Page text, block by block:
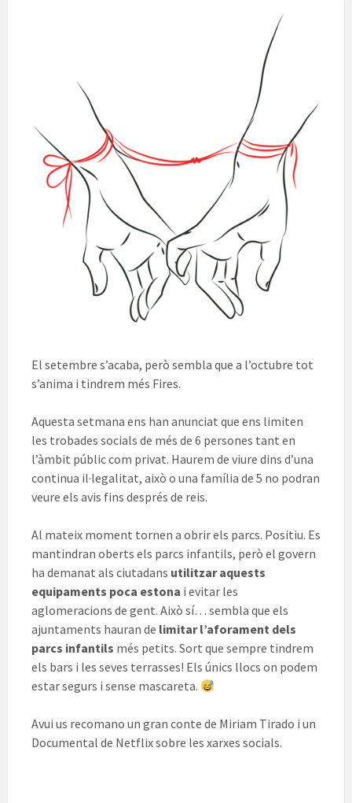
El setembre s’acaba, però sembla que a l’octubre tot
s’anima i tindrem més Fires.
Aquesta setmana ens han anunciat que ens limiten
les trobades socials de més de 6 persones tant en
l’àmbit públic com privat. Haurem de viure dins d’una
continua il·legalitat, això o una família de 5 no podran
veure els avis fins després de reis.
Al mateix moment tornen a obrir els parcs. Positiu. Es
mantindran oberts els parcs infantils, però el govern
ha demanat als ciutadans utilitzar aquests
equipaments poca estona i evitar les
aglomeracions de gent. Això sí… sembla que els
ajuntaments hauran de limitar l’aforament dels
parcs infantils més petits. Sort que sempre tindrem
els bars i les seves terrasses! Els únics llocs on podem
estar segurs i sense mascareta.
Avui us recomano un gran conte de Miriam Tirado i un
Documental de Netflix sobre les xarxes socials.